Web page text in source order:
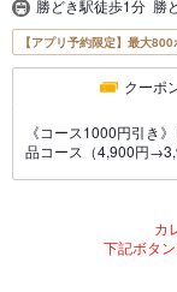
勝どき駅徒歩1分 勝
【アプリ予約限定】最大
クーポ
《コース1000円引き
品コース（4,900円
カ
下記ボタ